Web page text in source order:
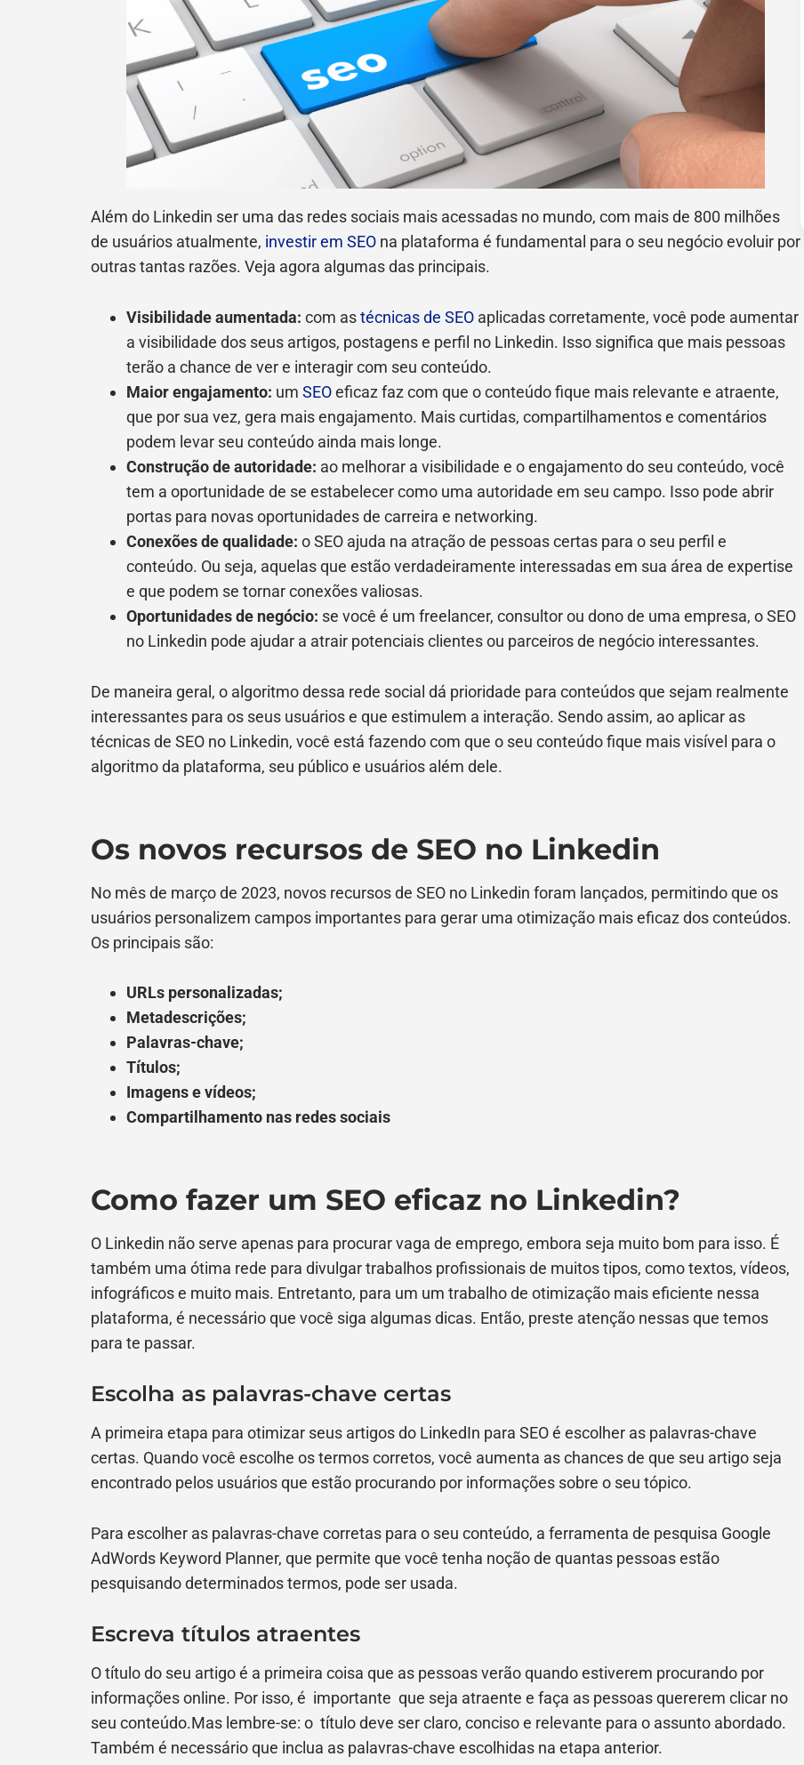
Além do Linkedin ser uma das redes sociais mais acessadas no mundo, com mais de 800 milhões
de usuários atualmente, investir em SEO na plataforma é fundamental para o seu negócio evoluir por
outras tantas razões. Veja agora algumas das principais.
Visibilidade aumentada: com astécnicas de SEO aplicadas corretamente, você pode aumentar
a visibilidade dos seus artigos, postagens e perfil no Linkedin. Isso significa que mais pessoas
terão a chance de ver e interagir com seu conteúdo.
Maior engajamento: um SEOeficaz faz com que o conteúdo fique mais relevante e atraente,
que por sua vez, gera mais engajamento. Mais curtidas, compartilhamentos e comentários
podem levar seu conteúdo ainda mais longe.
Construção de autoridade: ao melhorar a visibilidade e o engajamento do seu conteúdo, você
tem a oportunidade de se estabelecer como uma autoridade em seu campo. Isso pode abrir
portas para novas oportunidades de carreira e networking.
Conexões de qualidade: o SEO ajuda na atração de pessoas certas para o seu perfil e
conteúdo. Ou seja, aquelas que estão verdadeiramente interessadas em sua área de expertise
e que podem se tornar conexões valiosas.
Oportunidades de negócio: se você é um freelancer, consultor ou dono de uma empresa, o SEO
no Linkedin pode ajudar a atrair potenciais clientes ou parceiros de negócio interessantes.
De maneira geral, o algoritmo dessa rede social dá prioridade para conteúdos que sejam realmente
interessantes para os seus usuários e que estimulem a interação. Sendo assim, ao aplicar as
técnicas de SEO no Linkedin, você está fazendo com que o seu conteúdo fique mais visível para o
algoritmo da plataforma, seu público e usuários além dele.
Os novos recursos de SEO no Linkedin
No mês de março de 2023, novos recursos de SEO no Linkedin foram lançados, permitindo que os
usuários personalizem campos importantes para gerar uma otimização mais eficaz dos conteúdos.
Os principais são:
URLs personalizadas;
Metadescrições;
Palavras-chave;
Títulos;
Imagens e vídeos;
Compartilhamento nas redes sociais
Como fazer um SEO eficaz no Linkedin?
O Linkedin não serve apenas para procurar vaga de emprego, embora seja muito bom para isso. É
também uma ótima rede para divulgar trabalhos profissionais de muitos tipos, como textos, vídeos,
infográficos e muito mais. Entretanto, para um um trabalho de otimização mais eficiente nessa
plataforma, é necessário que você siga algumas dicas. Então, preste atenção nessas que temos
para te passar.
Escolha as palavras-chave certas
A primeira etapa para otimizar seus artigos do LinkedIn para SEO é escolher as palavras-chave
certas. Quando você escolhe os termos corretos, você aumenta as chances de que seu artigo seja
encontrado pelos usuários que estão procurando por informações sobre o seu tópico.
Para escolher as palavras-chave corretas para o seu conteúdo, a ferramenta de pesquisa Google
AdWords Keyword Planner, que permite que você tenha noção de quantas pessoas estão
pesquisando determinados termos, pode ser usada.
Escreva títulos atraentes
O título do seu artigo é a primeira coisa que as pessoas verão quando estiverem procurando por
informações online. Por isso, é importante que seja atraente e faça as pessoas quererem clicar no
seu conteúdo.Mas lembre-se: o título deve ser claro, conciso e relevante para o assunto abordado.
Também é necessário que inclua as palavras-chave escolhidas na etapa anterior.